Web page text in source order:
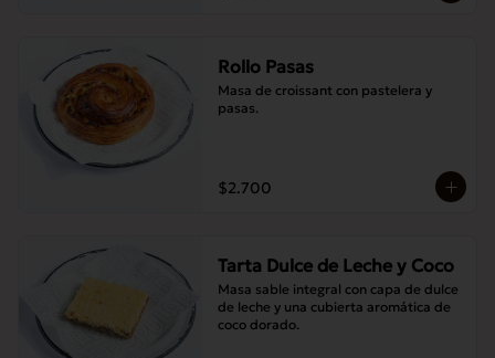
Rollo Pasas
Masa de croissant con pastelera y
pasas.
$2.700
Tarta Dulce de Leche y Coco
Masa sable integral con capa de dulce
de leche y una cubierta aromática de
coco dorado.